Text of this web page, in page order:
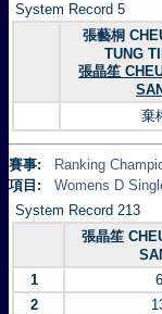
System Record 5
張藝桐
TUNG
張晶笙
棄
賽事:
Ranking
項目:
Womens D
System Record 213
張晶笙
1 6
2